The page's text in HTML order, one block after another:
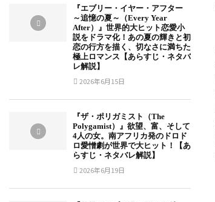
『エブリー・イヤー・アフター
～追憶の夏～（Every Year
After）』世界的大ヒット恋愛小
説をドラマ化！あの夏の輝きと初
恋の行方を描く、切なさに満ちた
極上ロマンス【あらすじ・ネタバ
レ解説】
2026年6月15日
『ザ・ポリガミスト（The
Polygamist）』欲望、富、そして
4人の女。南アフリカ発のドロド
ロ愛憎劇が世界で大ヒット！【あ
らすじ・ネタバレ解説】
2026年6月19日